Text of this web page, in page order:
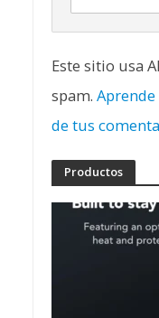
Este sitio usa
spam.
de tus
Productos